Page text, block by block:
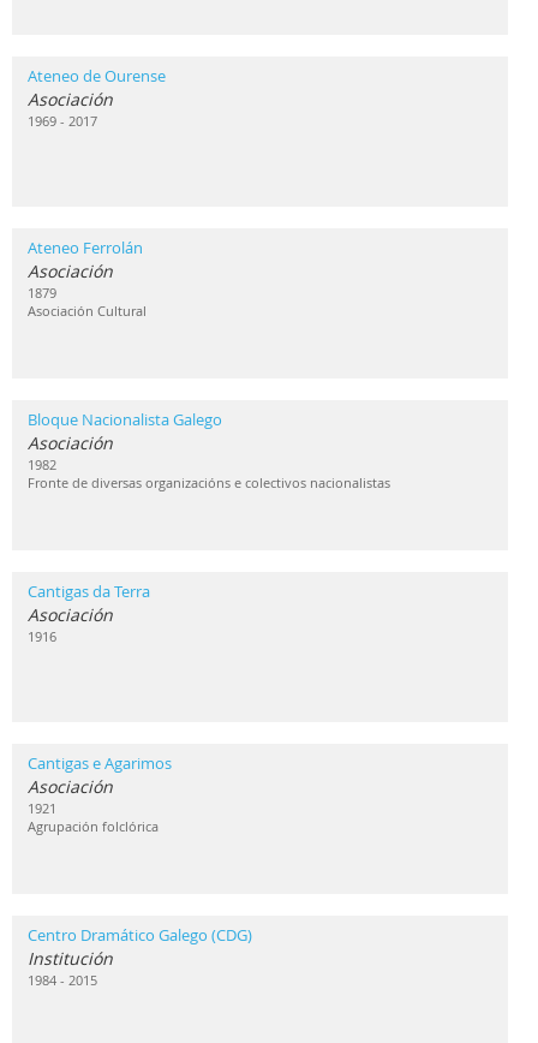
Ateneo de Ourense
Asociación
1969 - 2017
Ateneo Ferrolán
Asociación
1879
Asociación Cultural
Bloque Nacionalista Galego
Asociación
1982
Fronte de diversas organizacións e colectivos nacionalistas
Cantigas da Terra
Asociación
1916
Cantigas e Agarimos
Asociación
1921
Agrupación folclórica
Centro Dramático Galego (CDG)
Institución
1984 - 2015